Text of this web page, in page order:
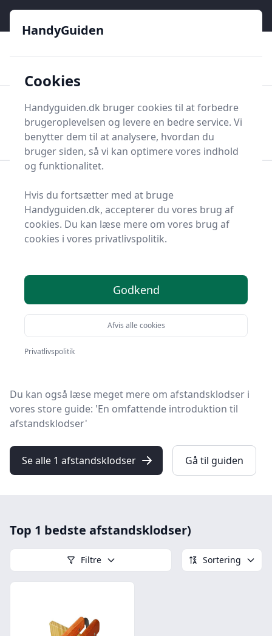
HandyGuiden
Søg nu
Søg nu
Top 1 bedste
afstandsklodser
Find de bedste afstandsklodser på HandyGuiden! Vi
har udvalgt 1 top-produkter, så du er sikret kvalitet og
værdi.
Uanset om du prioriterer høj kvalitet uanset prisen,
om du leder efter en afstandsklods med fri fragt, eller
Du kan også læse meget mere om afstandsklodser i
vores store guide: 'En omfattende introduktion til
afstandsklodser'
Se alle 1 afstandsklodser Gå til guiden
Top 1 bedste afstandsklodser)
Filtre Sortering
HandyGuiden
Cookies
Handyguiden.dk bruger cookies til at forbedre
brugeroplevelsen og levere en bedre service. Vi
benytter dem til at analysere, hvordan du
bruger siden, så vi kan optimere vores indhold
og funktionalitet.
Hvis du fortsætter med at bruge
Handyguiden.dk, accepterer du vores brug af
cookies. Du kan læse mere om vores brug af
cookies i vores privatlivspolitik.
Godkend
Afvis alle cookies
Privatlivspolitik